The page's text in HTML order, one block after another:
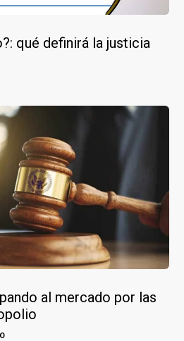
qué definirá la justicia
al mercado por las